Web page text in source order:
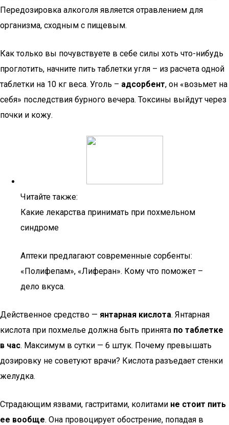
Передозировка алкоголя является отравлением для
организма, сходным с пищевым.
Как только вы почувствуете в себе силы хоть что-нибудь
проглотить, начните пить таблетки угля – из расчета одной
таблетки на 10 кг веса. Уголь – адсорбент, он «возьмет на
себя» последствия бурного вечера. Токсины выйдут через
почки и кожу.
Читайте также:
Какие лекарства принимать при похмельном
синдроме
Аптеки предлагают современные сорбенты:
«Полифепам», «Лиферан». Кому что поможет –
дело вкуса.
Действенное средство — янтарная кислота. Янтарная
кислота при похмелье должна быть принята по таблетке
в час. Максимум в сутки — 6 штук. Почему превышать
дозировку не советуют врачи? Кислота разъедает стенки
желудка.
Страдающим язвами, гастритами, колитами не стоит пить
ее вообще. Она провоцирует обострение, попадая в